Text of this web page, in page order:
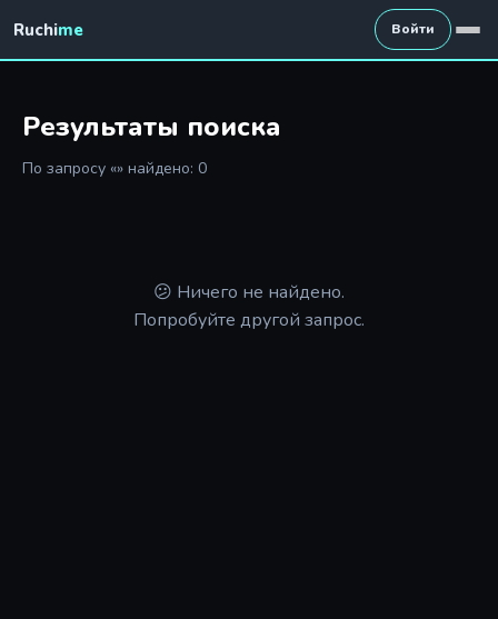
Ruchime Войти
Результаты поиска
По запросу «» найдено: 0
😕 Ничего не найдено.
Попробуйте другой запрос.